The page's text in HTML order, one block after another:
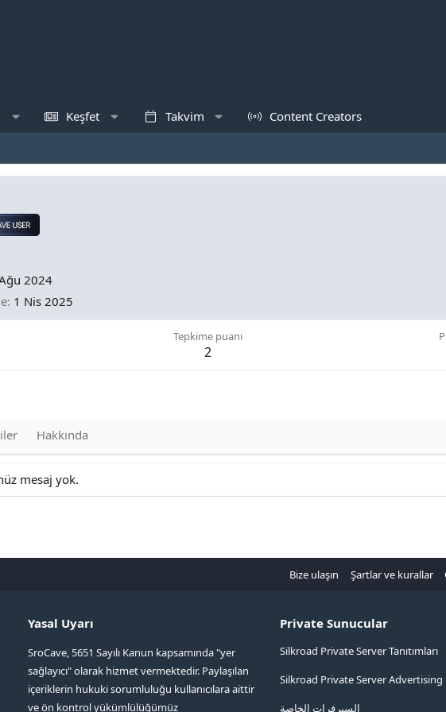
Keşfet Takvim Content Creators
2024
1 Nis 2025
Tepkime puanı
2
Hakkında
mesaj yok.
Bize ulaşın Şartlar ve kurallar
Yasal Uyarı
SroCave, 5651 Sayılı Kanun kapsamında "yer
sağlayıcı" olarak hizmet vermektedir. Paylaşılan
içeriklerin hukuki sorumluluğu kullanıcılara aittir
ve ön kontrol yükümlülüğümüz
Private Sunucular
Silkroad Private Server Tanıtımları
Silkroad Private Server Advertising
السيرفرات الخاصة